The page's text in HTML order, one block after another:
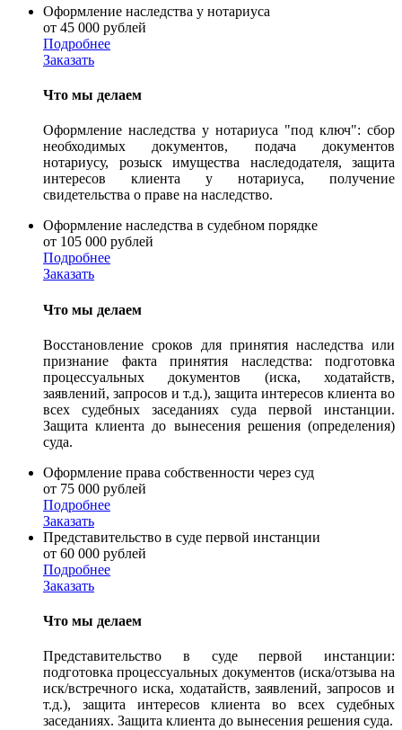
Оформление наследства у нотариуса
от 45 000 рублей
Подробнее
Заказать
Что мы делаем
Оформление наследства у нотариуса "под ключ": сбор
необходимых документов, подача документов
нотариусу, розыск имущества наследодателя, защита
интересов клиента у нотариуса, получение
свидетельства о праве на наследство.
Оформление наследства в судебном порядке
от 105 000 рублей
Подробнее
Заказать
Что мы делаем
Восстановление сроков для принятия наследства или
признание факта принятия наследства: подготовка
процессуальных документов (иска, ходатайств,
заявлений, запросов и т.д.), защита интересов клиента во
всех судебных заседаниях суда первой инстанции.
Защита клиента до вынесения решения (определения)
суда.
Оформление права собственности через суд
от 75 000 рублей
Подробнее
Заказать
Представительство в суде первой инстанции
от 60 000 рублей
Подробнее
Заказать
Что мы делаем
Представительство в суде первой инстанции:
подготовка процессуальных документов (иска/отзыва на
иск/встречного иска, ходатайств, заявлений, запросов и
т.д.), защита интересов клиента во всех судебных
заседаниях. Защита клиента до вынесения решения суда.